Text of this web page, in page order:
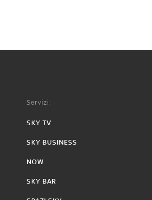
Servizi:
SKY TV
SKY BUSINESS
NOW
SKY BAR